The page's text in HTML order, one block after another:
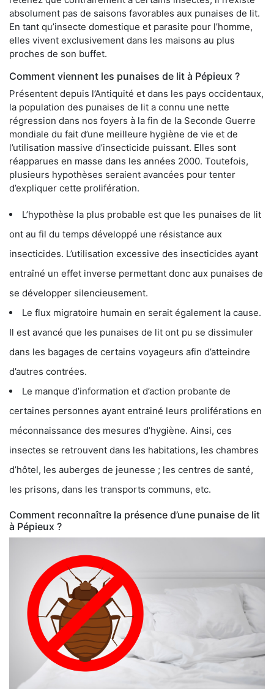
absolument pas de saisons favorables aux punaises de lit.
En tant qu’insecte domestique et parasite pour l’homme,
elles vivent exclusivement dans les maisons au plus
proches de son buffet.
Comment viennent les punaises de lit à Pépieux ?
Présentent depuis l’Antiquité et dans les pays occidentaux,
la population des punaises de lit a connu une nette
régression dans nos foyers à la fin de la Seconde Guerre
mondiale du fait d’une meilleure hygiène de vie et de
l’utilisation massive d’insecticide puissant. Elles sont
réapparues en masse dans les années 2000. Toutefois,
plusieurs hypothèses seraient avancées pour tenter
d’expliquer cette prolifération.
L’hypothèse la plus probable est que les punaises de lit
ont au fil du temps développé une résistance aux
insecticides. L’utilisation excessive des insecticides ayant
entraîné un effet inverse permettant donc aux punaises de
se développer silencieusement.
Le flux migratoire humain en serait également la cause.
Il est avancé que les punaises de lit ont pu se dissimuler
dans les bagages de certains voyageurs afin d’atteindre
d’autres contrées.
Le manque d’information et d’action probante de
certaines personnes ayant entrainé leurs proliférations en
méconnaissance des mesures d’hygiène. Ainsi, ces
insectes se retrouvent dans les habitations, les chambres
d’hôtel, les auberges de jeunesse ; les centres de santé,
les prisons, dans les transports communs, etc.
Comment reconnaître la présence d’une punaise de lit
à Pépieux ?